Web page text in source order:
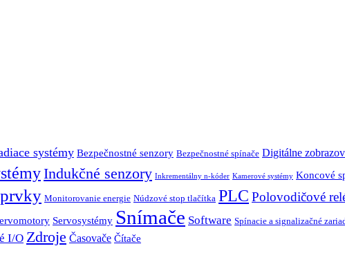
systémy Bezpečnostné senzory Bezpečnostné spínače Digitálne
Indukčné senzory Inkrementálny n-kóder Kamerové systémy Koncové
Monitorovanie energie Núdzové stop tlačítka PLC Polovodičové
Servosystémy Snímače Software Spínacie a signalizačné
I/O Zdroje Časovače Čítače